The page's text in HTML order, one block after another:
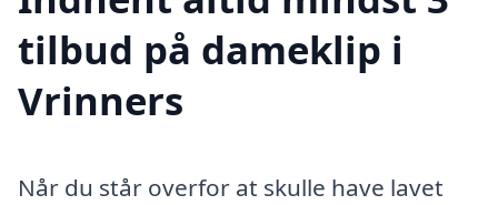
tilbud på dameklip i
Vrinners
Når du står overfor at skulle have lavet